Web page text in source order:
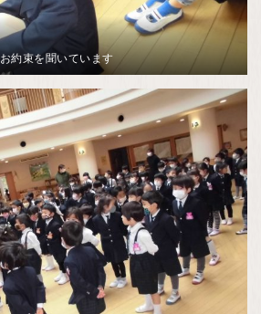
お約束を聞いています